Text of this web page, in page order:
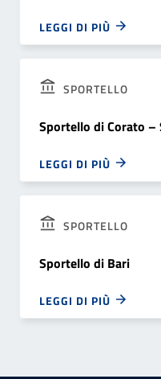
LEGGI DI PIÙ
SPORTELLO
Sportello di Corato –
LEGGI DI PIÙ
SPORTELLO
Sportello di Bari
LEGGI DI PIÙ